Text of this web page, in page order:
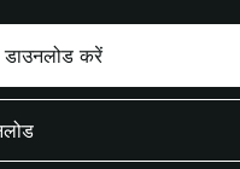
डाउनलोड करें